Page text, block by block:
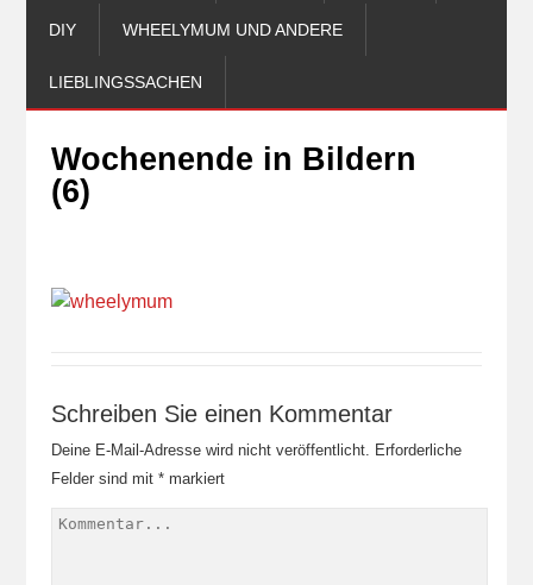
DIY WHEELYMUM UND ANDERE
LIEBLINGSSACHEN
Wochenende in Bildern
(6)
Schreiben Sie einen Kommentar
Deine E-Mail-Adresse wird nicht veröffentlicht. Erforderliche
Felder sind mit *markiert